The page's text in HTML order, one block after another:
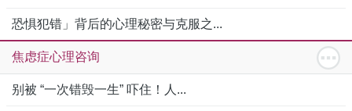
恐惧犯错」背后的心理秘密与克服之...
焦虑症心理咨询
别被 “一次错毁一生” 吓住！人...